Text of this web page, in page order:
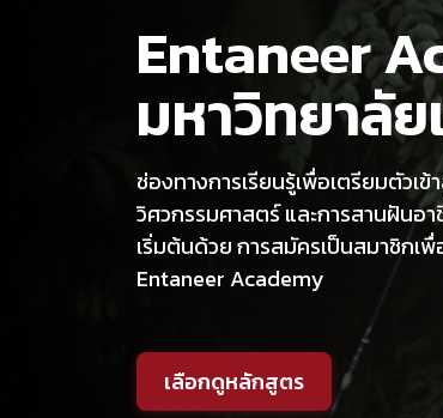
Entaneer
มหาวิทยาลัย
ช่องทางการเรียนรู้เพื่อเตรียมตัวเ
วิศวกรรมศาสตร์ และการสานฝันอ
เริ่มต้นด้วย การสมัครเป็นสมาชิก
Entaneer Academy
เลือกดูหลักสูตร